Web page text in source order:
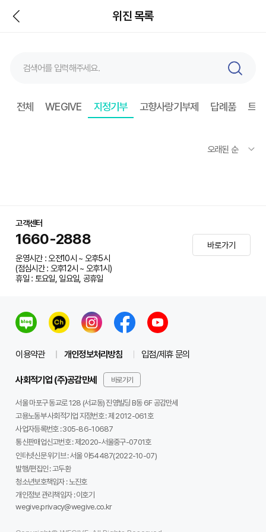
뒤
위진 목록
색
전체 WEGIVE 지정기부 고향사랑기부제 답례품 트
고객센터
1660-2888
운영시간 : 오전10시 ~ 오후5시
(점심시간 : 오후12시 ~ 오후1시)
휴일 : 토요일, 일요일, 공휴일
바로가기
이용약관 개인정보처리방침 입점/제휴 문의
사회적기업 (주)공감만세 바로가기
서울 마포구 동교로 128 (서교동) 진영빌딩 B동 6F 공감만세
고용노동부 사회적기업 지정번호 : 제 2012-061호
사업자등록번호 :305-86-10687
통신판매업신고번호 :제2020-서울중구-0701호
인터넷신문 위기브 :서울 아54487(2022-10-07)
발행/편집인 :고두환
청소년보호책임자 :노진호
개인정보 관리책임자 :이호기
wegive.privacy@wegive.co.kr